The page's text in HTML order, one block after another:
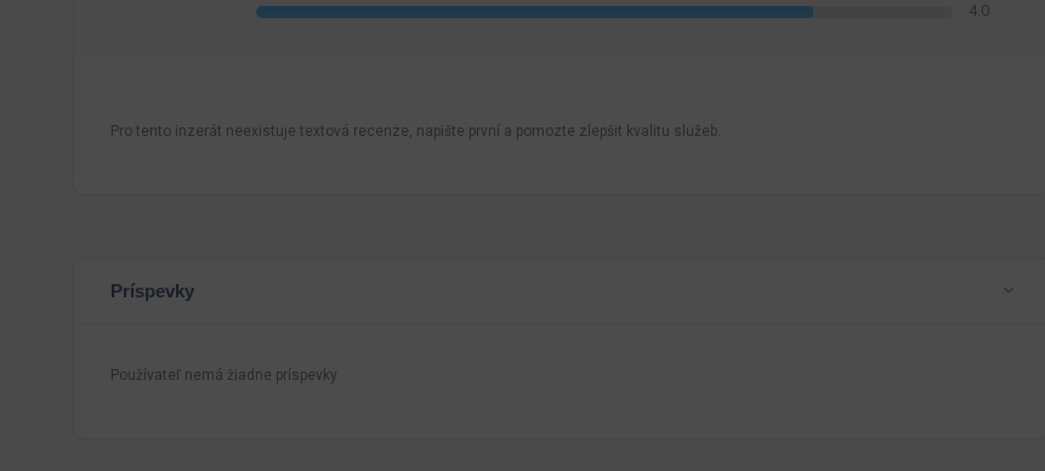
4.0
Pro tento inzerát neexistuje textová recenze, napište první a pomozte zlepšit kvalitu služeb.
Príspevky
Používateľ nemá žiadne príspevky